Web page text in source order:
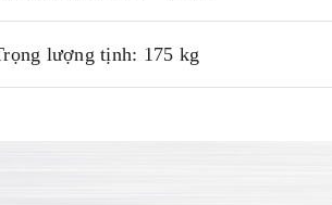
lượng tịnh: 175 kg